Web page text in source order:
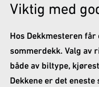
Viktig med
Hos Dekkmesteren
sommerdekk. Valg av
både av biltype,
Dekkene er det